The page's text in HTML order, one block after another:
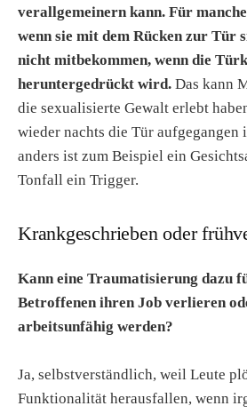
verallgemeinern kann. Für
wenn sie mit dem Rücken zur Tür
nicht mitbekommen, wenn die
heruntergedrückt wird. Das kann
die sexualisierte Gewalt erlebt
wieder nachts die Tür aufgegangen
anders ist zum Beispiel ein
Tonfall ein Trigger.
Krankgeschrieben oder
Kann eine Traumatisierung dazu
Betroffenen ihren Job verlieren
arbeitsunfähig werden?
Ja, selbstverständlich, weil Leute
Funktionalität herausfallen, wenn